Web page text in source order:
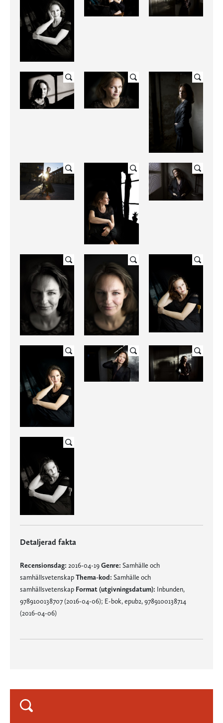
Detaljerad fakta
Recensionsdag: 2016-04-19Genre: Samhälle och
samhällsvetenskapThema-kod: Samhälle och
samhällsvetenskap Format (utgivningsdatum): Inbunden,
9789100138707 (2016-04-06); E-bok, epub2, 9789100138714
(2016-04-06)